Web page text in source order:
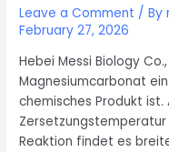
Leave a Comment / By
February 27, 2026
Hebei Messi Biology
Magnesiumcarbonat
chemisches Produkt
Reaktion findet es